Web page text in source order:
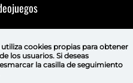
GAL
utiliza cookies propiaspara obtener
los usuarios. Si deseas
la casilla de seguimiento